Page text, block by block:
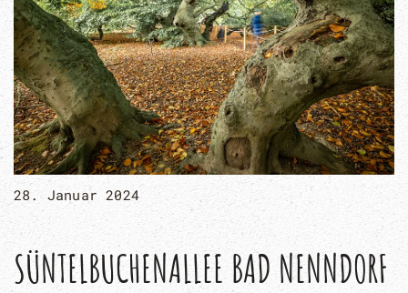
28. Januar 2024
SÜNTELBUCHENALLEE BAD NENNDORF